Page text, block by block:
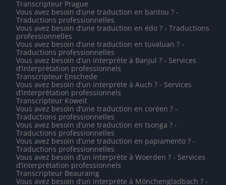
Transcripteur Prague
Vous avez besoin d’une traduction en bantou ? -
Traductions professionnelles
Vous avez besoin d’une traduction en édo ? - Traductions
professionnelles
Vous avez besoin d’une traduction en tuvaluan ? -
Traductions professionnelles
Vous avez besoin d’un interprète à Banjul ? - Services
d’interprétation professionnels
Transcripteur Enschede
Vous avez besoin d’un interprète à Auch ? - Services
d’interprétation professionnels
Transcripteur Koweït
Vous avez besoin d’une traduction en coréen ? -
Traductions professionnelles
Vous avez besoin d’une traduction en tsonga ? -
Traductions professionnelles
Vous avez besoin d’une traduction en papiamento ? -
Traductions professionnelles
Vous avez besoin d’un interprète à Woerden ? - Services
d’interprétation professionnels
Transcripteur Beauraing
Vous avez besoin d’un interprète à Mönchengladbach ? -